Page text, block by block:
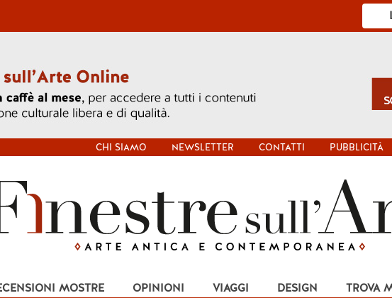
CHI SIAMO NEWSLETTER CONTATTI PUBBLICITÀ
MOSTRE OPINIONI VIAGGI DESIGN TROVA